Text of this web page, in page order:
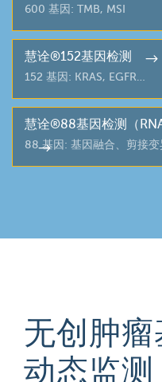
600 基因: TMB, MSI
152 基因: KRAS, EGFR…
慧诠®152基因检测
88 基因: 基因融合、剪接变
慧诠®88基因检测（RNA
无创肿瘤
动态监测